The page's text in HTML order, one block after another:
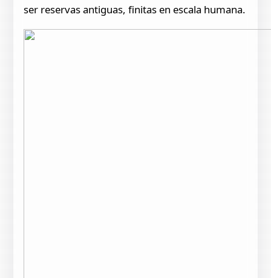
ser reservas antiguas, finitas en escala humana.